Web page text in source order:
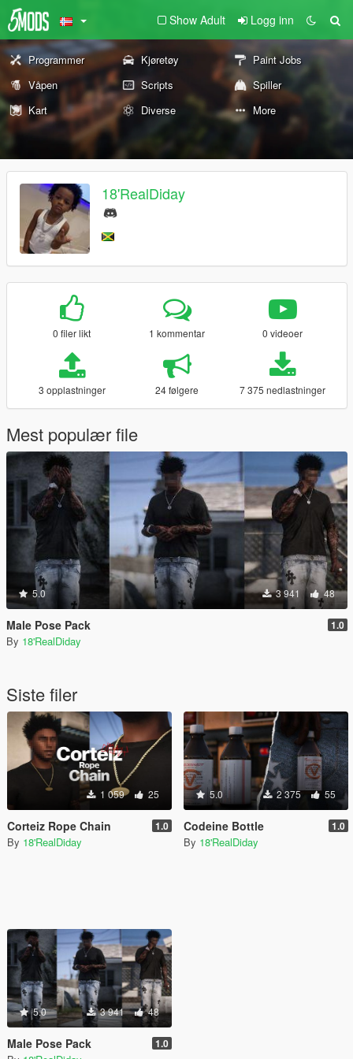
Show Adult Logg inn
Programmer Kjøretøy
Paint Jobs
Våpen
Scripts
Spiller
Kart
Diverse More
18'RealDiday
0 filer likt 1 kommentar 0 videoer
3 opplastninger 24 følgere 7 375 nedlastninger
Mest populær file
5.0 3 941 48
Male Pose Pack 1.0
By 18'RealDiday
Siste filer
1 059 25
Corteiz Rope Chain 1.0
By 18'RealDiday
5.0 2 375 55
Codeine Bottle 1.0
By 18'RealDiday
5.0 3 941 48
Male Pose Pack 1.0